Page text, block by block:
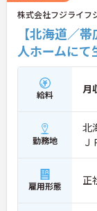
株式会社フジライフ
【北海道／
人ホームにて
給料 月
勤務地
北
雇用形態 正